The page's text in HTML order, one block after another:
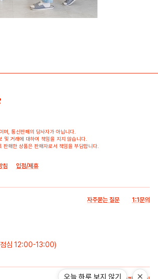
며, 통신판매의 당사자가 아닙니다.
및 거래에 대하여 책임을 지지 않습니다.
판매한 상품은 판매자로서 책임을 부담합니다.
침 입점/제휴
자주묻는 질문 1:1문의
심 12:00-13:00)
오늘 하루 보지 않기